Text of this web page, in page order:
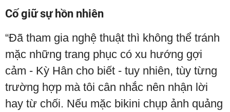
Cố giữ sự hồn nhiên
“Đã tham gia nghệ thuật thì không thể tránh
mặc những trang phục có xu hướng gợi
cảm - Kỳ Hân cho biết - tuy nhiên, tùy từng
trường hợp mà tôi cân nhắc nên nhận lời
hay từ chối. Nếu mặc bikini chụp ảnh quảng